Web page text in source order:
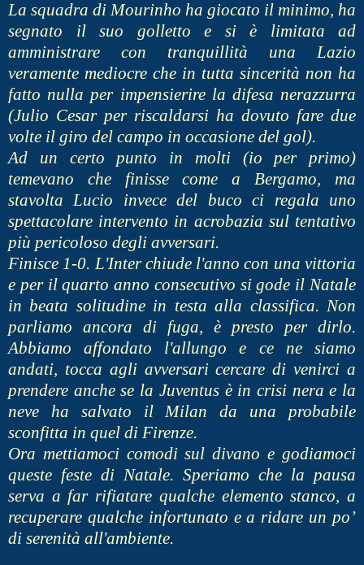
La squadra di Mourinho ha giocato il minimo, ha
segnato il suo golletto e si è limitata ad
amministrare con tranquillità una Lazio
veramente mediocre che in tutta sincerità non ha
fatto nulla per impensierire la difesa nerazzurra
(Julio Cesar per riscaldarsi ha dovuto fare due
volte il giro del campo in occasione del gol).
Ad un certo punto in molti (io per primo)
temevano che finisse come a Bergamo, ma
stavolta Lucio invece del buco ci regala uno
spettacolare intervento in acrobazia sul tentativo
più pericoloso degli avversari.
Finisce 1-0. L'Inter chiude l'anno con una vittoria
e per il quarto anno consecutivo si gode il Natale
in beata solitudine in testa alla classifica. Non
parliamo ancora di fuga, è presto per dirlo.
Abbiamo affondato l'allungo e ce ne siamo
andati, tocca agli avversari cercare di venirci a
prendere anche se la Juventus è in crisi nera e la
neve ha salvato il Milan da una probabile
sconfitta in quel di Firenze.
Ora mettiamoci comodi sul divano e godiamoci
queste feste di Natale. Speriamo che la pausa
serva a far rifiatare qualche elemento stanco, a
recuperare qualche infortunato e a ridare un po’
di serenità all'ambiente.